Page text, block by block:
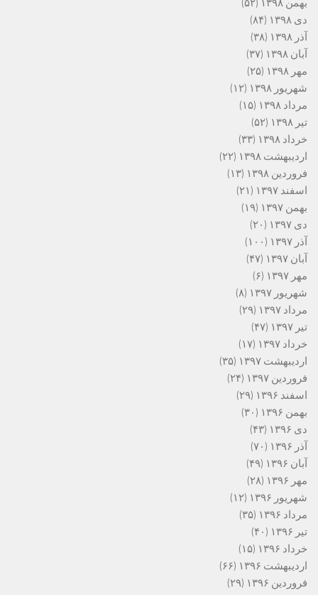
بهمن ۱۳۹۸
(۵۲)
دی ۱۳۹۸
(۸۴)
آذر ۱۳۹۸
(۳۸)
آبان ۱۳۹۸
(۳۷)
مهر ۱۳۹۸
(۲۵)
شهریور ۱۳۹۸
(۱۲)
مرداد ۱۳۹۸
(۱۵)
تیر ۱۳۹۸
(۵۲)
خرداد ۱۳۹۸
(۳۳)
اردیبهشت ۱۳۹۸
(۲۲)
فروردین ۱۳۹۸
(۱۳)
اسفند ۱۳۹۷
(۲۱)
بهمن ۱۳۹۷
(۱۹)
دی ۱۳۹۷
(۲۰)
آذر ۱۳۹۷
(۱۰۰)
آبان ۱۳۹۷
(۴۷)
مهر ۱۳۹۷
(۶)
شهریور ۱۳۹۷
(۸)
مرداد ۱۳۹۷
(۲۹)
تیر ۱۳۹۷
(۴۷)
خرداد ۱۳۹۷
(۱۷)
اردیبهشت ۱۳۹۷
(۳۵)
فروردین ۱۳۹۷
(۲۴)
اسفند ۱۳۹۶
(۲۹)
بهمن ۱۳۹۶
(۳۰)
دی ۱۳۹۶
(۴۳)
آذر ۱۳۹۶
(۷۰)
آبان ۱۳۹۶
(۴۹)
مهر ۱۳۹۶
(۲۸)
شهریور ۱۳۹۶
(۱۲)
مرداد ۱۳۹۶
(۳۵)
تیر ۱۳۹۶
(۴۰)
خرداد ۱۳۹۶
(۱۵)
اردیبهشت ۱۳۹۶
(۶۶)
فروردین ۱۳۹۶
(۲۹)